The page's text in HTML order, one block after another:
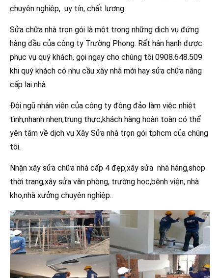
chuyên nghiệp, uy tín, chất lượng.
Sửa chữa nhà trọn gói là một trong những dịch vụ đứng
hàng đầu của công ty Trường Phong. Rất hân hạnh được
phục vụ quý khách, gọi ngay cho chúng tôi 0908.648.509
khi quý khách có nhu cầu xây nhà mới hay sửa chữa nâng
cấp lại nhà.
Đội ngũ nhân viên của công ty đông đảo làm việc nhiệt
tình,nhanh nhẹn,trung thực,khách hàng hoàn toàn có thể
yên tâm về dịch vụ Xây Sửa nhà trọn gói tphcm của chúng
tôi.
Nhận xây sửa chữa nhà cấp 4 đẹp,xây sửa nhà hàng,shop
thời trang,xây sửa văn phòng, trường học,bệnh viện, nhà
kho,nhà xưởng chuyên nghiệp..